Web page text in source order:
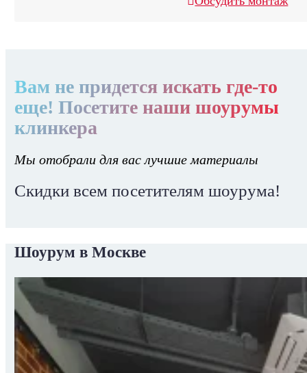
Вам не придется искать где-то
еще! Посетите наши шоурумы
клинкера
Мы отобрали для вас лучшие материалы
Скидки всем посетителям шоурума!
Шоурум в Москве